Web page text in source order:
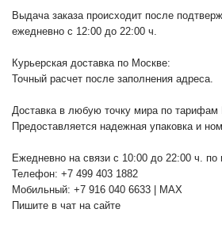
Выдача заказа происходит после
ежедневно с 12:00 до 22:00 ч.
Курьерская доставка по Москве:
Точный расчет после заполнения адреса.
Доставка в любую точку мира по
Предоставляется надежная упаковка и
Ежедневно на связи с 10:00 до 22:00 ч. по
Телефон: +7 499 403 1882
Мобильный: +7 916 040 6633 | MAX
Пишите в чат на сайте